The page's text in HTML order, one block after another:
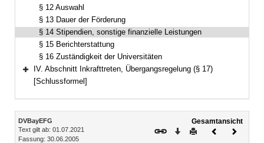
§ 12 Auswahl
§ 13 Dauer der Förderung
§ 14 Stipendien, sonstige finanzielle Leistungen
§ 15 Berichterstattung
§ 16 Zuständigkeit der Universitäten
Bereich erweitern
IV. Abschnitt Inkrafttreten, Übergangsregelung (§ 17)
[Schlussformel]
Inhalt
DVBayEFG
Text gilt ab: 01.07.2021
Fassung: 30.06.2005
Gesamtansicht
Download
DruckenVorheriges